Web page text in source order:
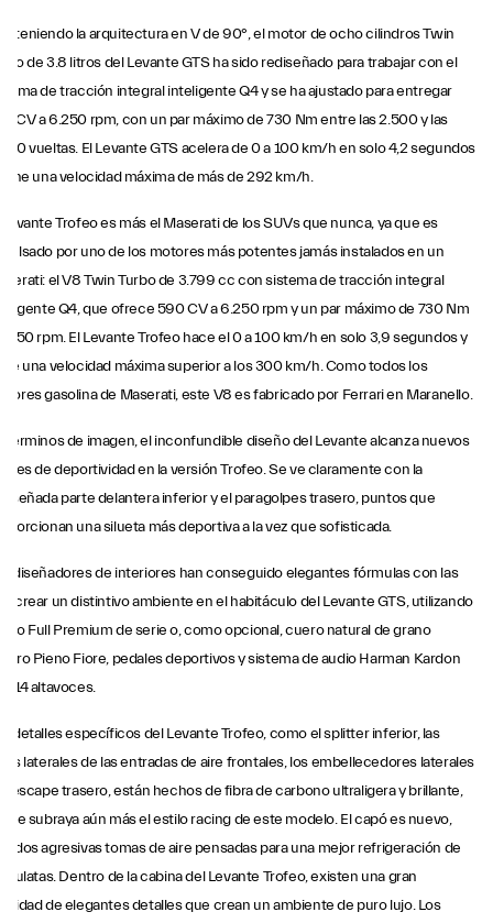
la arquitectura en V de 90°, el motor de ocho cilindros Twin
de 3.8 litros del Levante GTS ha sido rediseñado para trabajar con el
de tracción integral inteligente Q4 y se ha ajustado para entregar
CV a 6.250 rpm, con un par máximo de 730 Nm entre las 2.500 y las
vueltas. El Levante GTS acelera de 0 a 100 km/h en solo 4,2 segundos
una velocidad máxima de más de 292 km/h.
Trofeo es más el Maserati de los SUVs que nunca, ya que es
por uno de los motores más potentes jamás instalados en un
el V8 Twin Turbo de 3.799 cc con sistema de tracción integral
Q4, que ofrece 590 CV a 6.250 rpm y un par máximo de 730 Nm
rpm. El Levante Trofeo hace el 0 a 100 km/h en solo 3,9 segundos y
una velocidad máxima superior a los 300 km/h. Como todos los
gasolina de Maserati, este V8 es fabricado por Ferrari en Maranello.
términos de imagen, el inconfundible diseño del Levante alcanza nuevos
de deportividad en la versión Trofeo. Se ve claramente con la
parte delantera inferior y el paragolpes trasero, puntos que
una silueta más deportiva a la vez que sofisticada.
diseñadores de interiores han conseguido elegantes fórmulas con las
crear un distintivo ambiente en el habitáculo del Levante GTS, utilizando
Full Premium de serie o, como opcional, cuero natural de grano
Pieno Fiore, pedales deportivos y sistema de audio Harman Kardon
14 altavoces.
detalles específicos del Levante Trofeo, como el splitter inferior, las
laterales de las entradas de aire frontales, los embellecedores laterales
escape trasero, están hechos de fibra de carbono ultraligera y brillante,
subraya aún más el estilo racing de este modelo. El capó es nuevo,
dos agresivas tomas de aire pensadas para una mejor refrigeración de
culatas. Dentro de la cabina del Levante Trofeo, existen una gran
de elegantes detalles que crean un ambiente de puro lujo. Los